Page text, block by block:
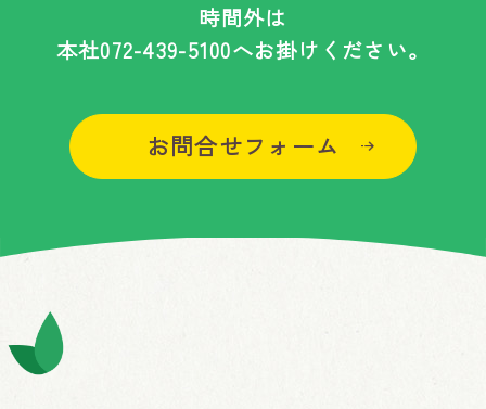
時間外は
本社072-439-5100へお掛けください。
お問合せフォーム